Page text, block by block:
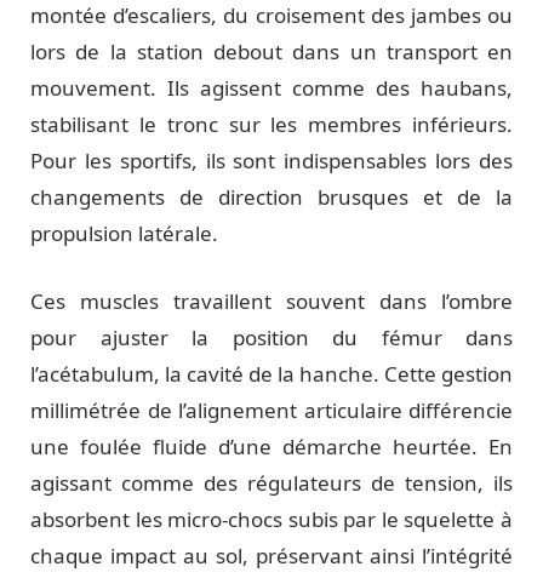
montée d’escaliers, du croisement des jambes ou
lors de la station debout dans un transport en
mouvement. Ils agissent comme des haubans,
stabilisant le tronc sur les membres inférieurs.
Pour les sportifs, ils sont indispensables lors des
changements de direction brusques et de la
propulsion latérale.
Ces muscles travaillent souvent dans l’ombre
pour ajuster la position du fémur dans
l’acétabulum, la cavité de la hanche. Cette gestion
millimétrée de l’alignement articulaire différencie
une foulée fluide d’une démarche heurtée. En
agissant comme des régulateurs de tension, ils
absorbent les micro-chocs subis par le squelette à
chaque impact au sol, préservant ainsi l’intégrité